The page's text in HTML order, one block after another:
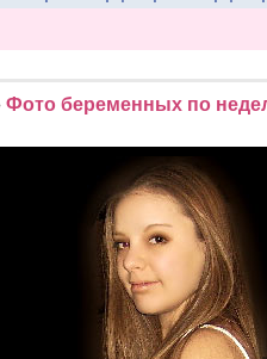
Фото беременных по